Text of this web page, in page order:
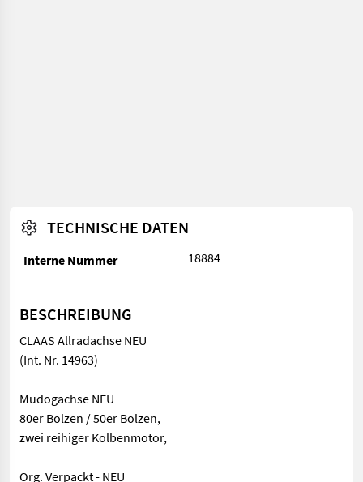
TECHNISCHE DATEN
Interne Nummer 18884
BESCHREIBUNG
CLAAS Allradachse NEU
(Int. Nr. 14963)
Mudogachse NEU
80er Bolzen / 50er Bolzen,
zwei reihiger Kolbenmotor,
Org. Verpackt - NEU